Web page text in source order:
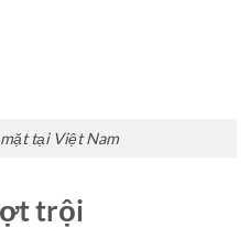
tại Việt Nam
trội